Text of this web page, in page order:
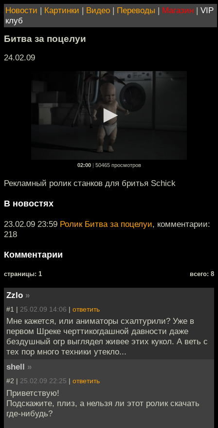
Новости | Картинки | Видео | Переводы | Магазин | VIP
клуб
Битва за поцелуи
24.02.09
02:00 50465 просмотров
Рекламный ролик станков для бритья Schick
В новостях
23.02.09 23:59 Ролик Битва за поцелуи, комментарии:
218
Комментарии
cтраницы: 1 всего: 8
Zzlo »
#1 | 25.02.09 14:06 | ответить
Мне кажется, или аниматоры схалтурили? Уже в
первом Шреке черттикогдашной давности даже
бездушный огр выглядел живее этих кукол. А веть с
тех пор много техники утекло...
shell »
#2 | 25.02.09 22:25 | ответить
Приветствую!
Подскажите, плиз, а нельзя ли этот ролик скачать
где-нибудь?